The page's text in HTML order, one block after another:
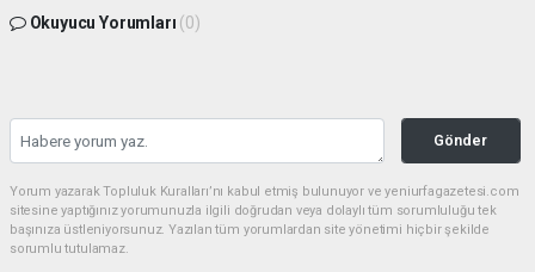
Okuyucu Yorumları (0)
Gönder
Yorum yazarak Topluluk Kuralları’nı kabul etmiş bulunuyor ve yeniurfagazetesi.com
sitesine yaptığınız yorumunuzla ilgili doğrudan veya dolaylı tüm sorumluluğu tek
başınıza üstleniyorsunuz. Yazılan tüm yorumlardan site yönetimi hiçbir şekilde
sorumlu tutulamaz.